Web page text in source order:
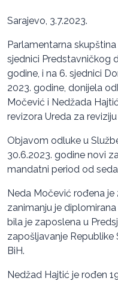
Sarajevo, 3.7.2023.
Parlamentarna
sjednici Predstavničkog
godine, i na 6. sjednici
2023. godine, donijela
Močević i Nedžada
revizora Ureda za
Objavom odluke u
30.6.2023. godine novi
mandatni period od
Neda Močević rođena je
zanimanju je
bila je zaposlena u
zapošljavanje Republike
BiH.
Nedžad Hajtić je rođen